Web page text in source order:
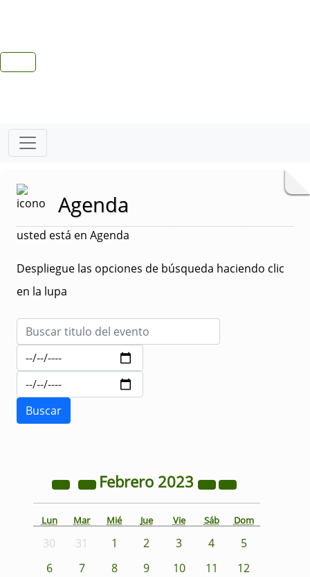
Agenda
usted está en Agenda
Despliegue las opciones de búsqueda haciendo clic
en la lupa
Febrero 2023
Lun Mar Mié Jue Vie Sáb Dom
30 31 1 2 3 4
5
6
7 8 9 10 11
12